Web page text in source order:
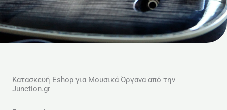
Κατασκευή Eshop για Μουσικά Όργανα από την
Junction.gr